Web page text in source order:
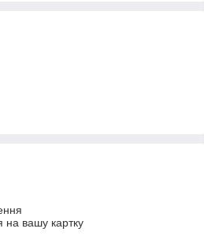
на вашу картку